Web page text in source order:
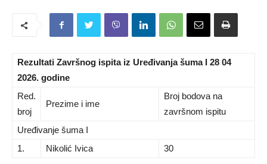
Rezultati Završnog ispita iz Uređivanja šuma I 28 04
2026. godine
Red.
broj
Prezime i ime
Broj bodova na
završnom ispitu
Uređivanje šuma I
1.
Nikolić Ivica 30